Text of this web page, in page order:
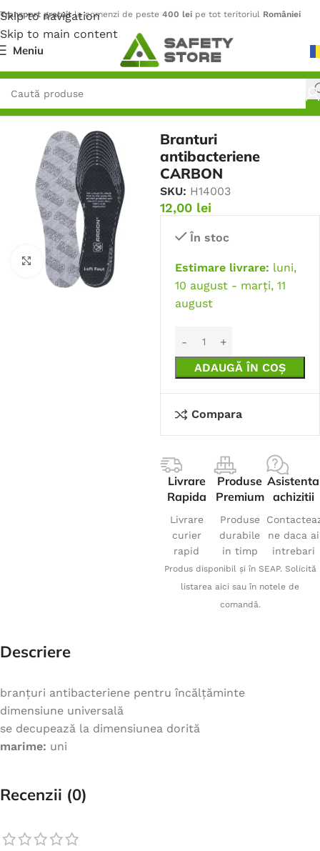
Skip to navigation
Skip to main content
Transport gratuitla comenzi de peste 400 lei pe tot teritoriul României
Meniu
Prima pagină/ Outdoor
Faceți click pentru a mări
Branturi
antibacteriene
CARBON
SKU: H14003
12,00 lei
În stoc
Estimare livrare: luni,
10 august - marți, 11
august
ADAUGĂ ÎN COȘ
Compara
Livrare
Rapida
Livrare
curier
rapid
Produse
Premium
Produse
durabile
in timp
Asistenta
achizitii
ne daca ai
intrebari
Produs disponibil și în SEAP. Solicită
listarea aici sau în notele de
comandă.
Descriere
branțuri antibacteriene pentru încălțăminte
dimensiune universală
se decupează la dimensiunea dorită
marime: uni
Recenzii (0)